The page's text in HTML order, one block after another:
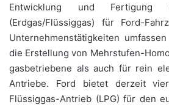
Entwicklung und Fertigung
(Erdgas/Flüssiggas) für Ford-
Unternehmenstätigkeiten
die Erstellung von Mehrstufen-
gasbetriebene als auch für rein
Antriebe. Ford bietet derzeit
Flüssiggas-Antrieb (LPG) für den